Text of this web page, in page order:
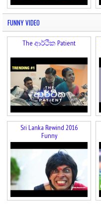
FUNNY VIDEO
The ආර්ථික Patient
Sri Lanka Rewind 2016
Funny